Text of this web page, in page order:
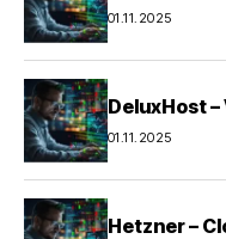
01.11.2025
DeluxHost –
01.11.2025
Hetzner –